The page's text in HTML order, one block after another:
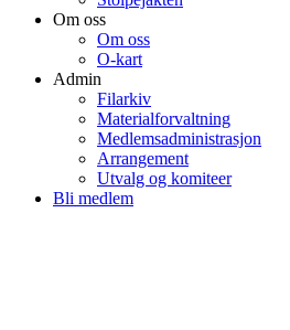
Om oss
Om oss
O-kart
Admin
Filarkiv
Materialforvaltning
Medlemsadministrasjon
Arrangement
Utvalg og komiteer
Bli medlem